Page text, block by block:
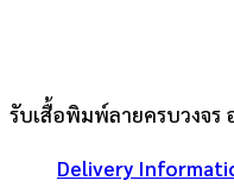
รับเสื้อพิมพ์ลายครบวงจร
Delivery